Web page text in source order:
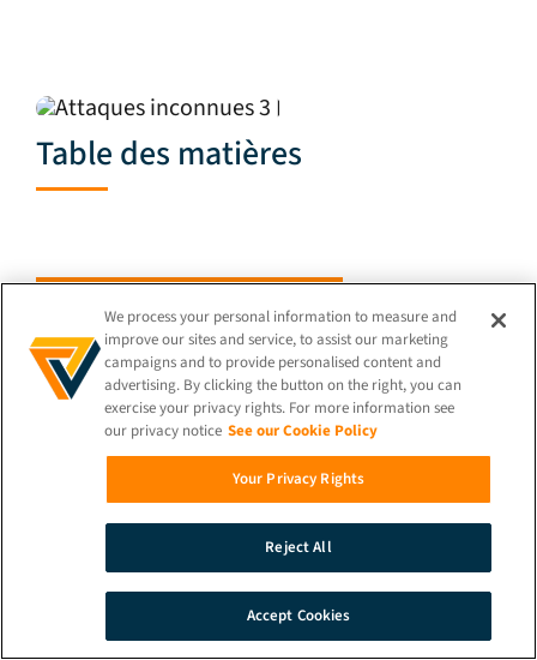
Table des matières
Envoyez-Moi Des Idées
Retour au blog
Continuer à lire
DÉMONSTRATION CONTACT
We process your personal information to measure and
improve our sites and service, to assist our marketing
campaigns and to provide personalised content and
advertising. By clicking the button on the right, you can
exercise your privacy rights. For more information see
our privacy notice See our Cookie Policy
Your Privacy Rights
Reject All
Accept Cookies